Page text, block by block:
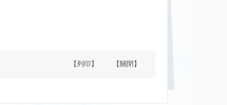
【列印】 【關閉】